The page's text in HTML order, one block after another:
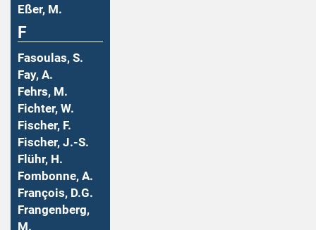
Eßer, M.
F
Fasoulas, S.
Fay, A.
Fehrs, M.
Fichter, W.
Fischer, F.
Fischer, J.-S.
Flühr, H.
Fombonne, A.
François, D.G.
Frangenberg,
M.